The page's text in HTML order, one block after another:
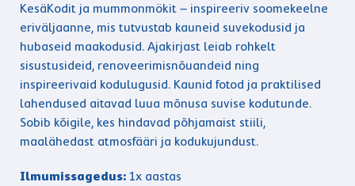
KesäKodit ja mummonmökit – inspireeriv soomekeelne
eriväljaanne, mis tutvustab kauneid suvekodusid ja
hubaseid maakodusid. Ajakirjast leiab rohkelt
sisustusideid, renoveerimisnõuandeid ning
inspireerivaid kodulugusid. Kaunid fotod ja praktilised
lahendused aitavad luua mõnusa suvise kodutunde.
Sobib kõigile, kes hindavad põhjamaist stiili,
maalähedast atmosfääri ja kodukujundust.
Ilmumissagedus: 1x aastas